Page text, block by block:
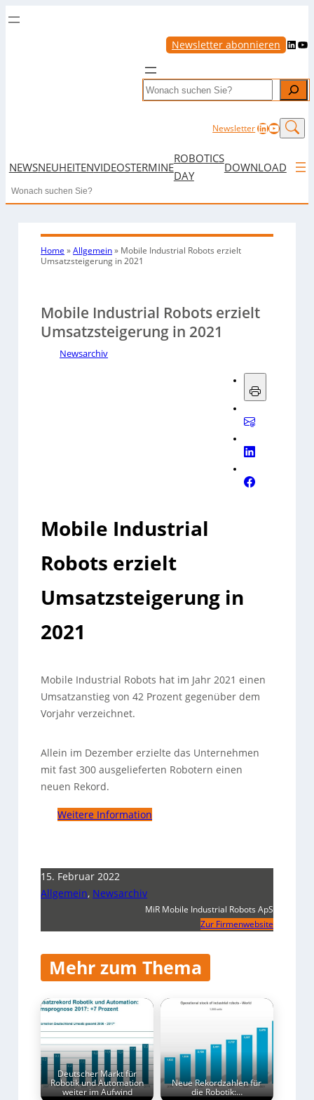
Newsletter abonnieren LinkedIn YouTube
Search
NewsletterLinkedIn
NEWSNEUHEITENVIDEOSTERMINE
ROBOTICS
DAY
DOWNLOAD
Search
Home »Allgemein» Mobile Industrial Robots erzielt
Umsatzsteigerung in 2021
Mobile Industrial Robots erzielt
Umsatzsteigerung in 2021
Newsarchiv
Mobile Industrial
Robots erzielt
Umsatzsteigerung in
2021
Mobile Industrial Robots hat im Jahr 2021 einen
Umsatzanstieg von 42 Prozent gegenüber dem
Vorjahr verzeichnet.
Allein im Dezember erzielte das Unternehmen
mit fast 300 ausgelieferten Robotern einen
neuen Rekord.
Weitere Information
15. Februar 2022
Allgemein, Newsarchiv
MiR Mobile Industrial Robots ApS
Zur Firmenwebsite
Mehr zum Thema
Deutscher Markt für
Robotik und Automation
weiter im Aufwind
Neue Rekordzahlen für
die Robotik:…